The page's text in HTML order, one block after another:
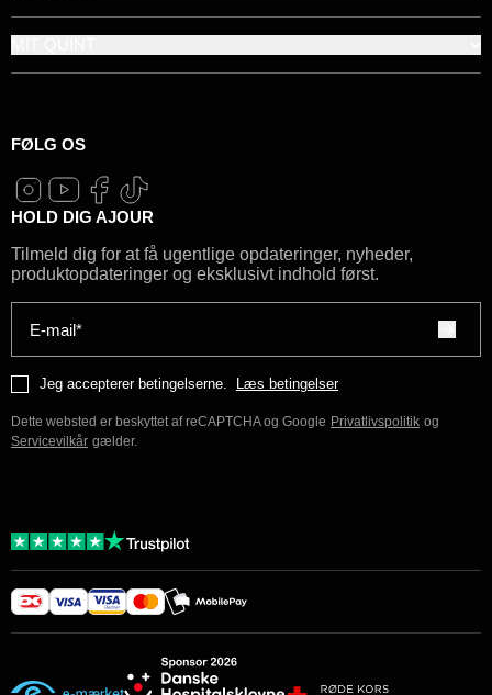
FØLG OS
HOLD DIG AJOUR
Tilmeld dig for at få ugentlige opdateringer, nyheder,
produktopdateringer og eksklusivt indhold først.
E-mail*
Jeg accepterer betingelserne. Læs betingelser
Dette websted er beskyttet af reCAPTCHA og Google Privatlivspolitik og
Servicevilkår gælder.